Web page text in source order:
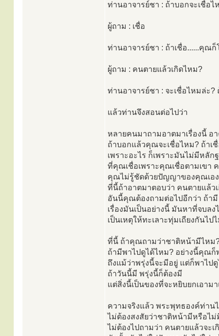
ท่านอาจารย์ชา : ถ้าบอกจะเชื่อไ
ผู้ถาม : เชื่อ
ท่านอาจารย์ชา : ถ้าเชื่อ......คุณก็
ผู้ถาม : คนตายแล้วเกิดไหม?
ท่านอาจารย์ชา : จะเชื่อไหมล่ะ
แล้วท่านจึงสอนต่อไปว่า
หลายคนมาถามอาตมาเรื่องนี้ อ
ถ้าบอกแล้วคุณจะเชื่อไหม? ถ้าเ
เพราะอะไร ก็เพราะมันไม่มีหลั
ที่คุณเชื่อเพราะคุณเชื่อตามเขา
คุณไม่รู้ชัดด้วยปัญญาของคุณเอ
ที่นี้ถ้าอาตมาตอบว่า คนตายแล้ว
อันนี้คุณต้องถามต่อไปอีกว่า ถ้า
เรื่องมันเป็นอย่างนี้ มันหาที่จบลง
เป็นเหตุให้ทะเลาะทุ่มเถียงกันไ
ที่นี้ ถ้าคุณถามว่าชาติหน้ามีไหม
ถ้ามีพาไปดูได้ไหม? อย่างนี้คุณก็
ถึงแม้ว่าพรุ่งนี้จะมีอยู่ แต่ก็พาไป
ถ้าวันนี้มี พรุ่งนี้ก็ต้องมี
แต่สิ่งนี้เป็นของที่จะหยิบยกเอาม
ความจริงแล้ว พระพุทธองค์ท่าน
ไม่ต้องสงสัยว่าชาติหน้ามีหรือไม่
ไม่ต้องไปถามว่า คนตายแล้วจะเ